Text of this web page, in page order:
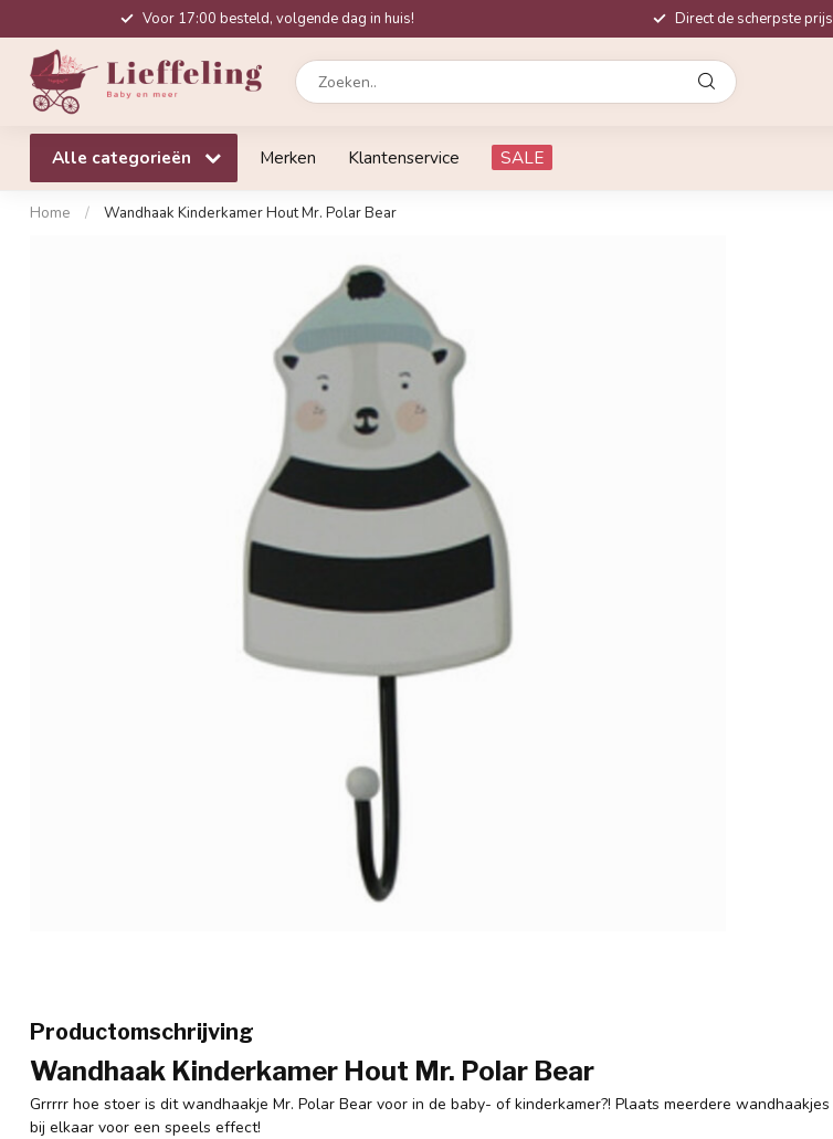
Voor 17:00 besteld, volgende dag in huis! Direct de scherpste prijs
Alle categorieën Merken Klantenservice SALE
Home / Wandhaak Kinderkamer Hout Mr. Polar Bear
Productomschrijving
Wandhaak Kinderkamer Hout Mr. Polar Bear
Grrrrr hoe stoer is dit wandhaakje Mr. Polar Bear voor in de baby- of kinderkamer?! Plaats meerdere wandhaakjes
bij elkaar voor een speels effect!